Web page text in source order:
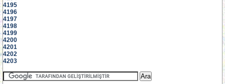
4195
4196
4197
4198
4199
4200
4201
4202
4203